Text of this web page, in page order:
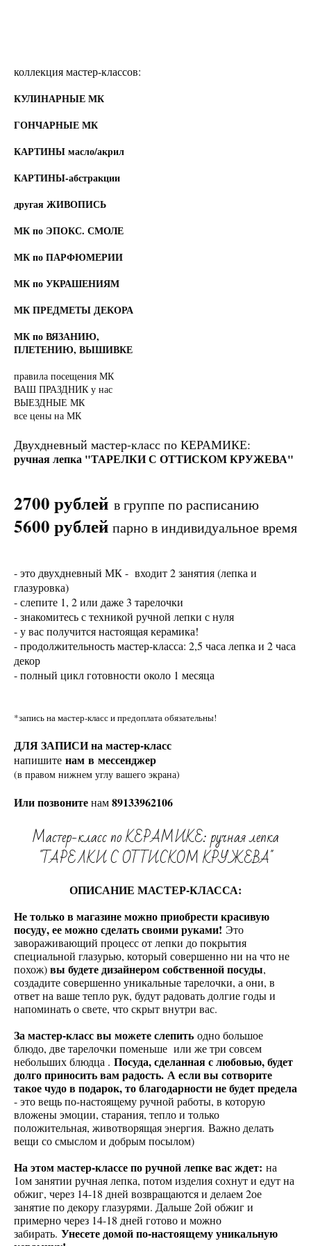
коллекция мастер-классов:
КУЛИНАРНЫЕ МК
ГОНЧАРНЫЕ МК
КАРТИНЫ масло/акрил
КАРТИНЫ-абстракции
другая ЖИВОПИСЬ
МК по ЭПОКС. СМОЛЕ
МК по ПАРФЮМЕРИИ
МК по УКРАШЕНИЯМ
МК ПРЕДМЕТЫ ДЕКОРА
МК по ВЯЗАНИЮ,
ПЛЕТЕНИЮ, ВЫШИВКЕ
правила посещения МК
ВАШ ПРАЗДНИК у нас
ВЫЕЗДНЫЕ МК
все цены на МК
Двухдневный мастер-класс по КЕРАМИКЕ:
ручная лепка "ТАРЕЛКИ С ОТТИСКОМ КРУЖЕВА"
2700 рублей в группе по расписанию
5600 рублей парно в индивидуальное время
- это двухдневный МК - входит 2 занятия (лепка и
глазуровка)
- слепите 1, 2 или даже 3 тарелочки
- знакомитесь с техникой ручной лепки с нуля
- у вас получится настоящая керамика!
- продолжительность мастер-класса: 2,5 часа лепка и 2 часа
декор
- полный цикл готовности около 1 месяца
*запись на мастер-класс и предоплата обязательны!
ДЛЯ ЗАПИСИ на мастер-класс
напишите нам в мессенджер
(в правом нижнем углу вашего экрана)
Или позвонитенам89133962106
Мастер-класс по КЕРАМИКЕ: ручная лепка
"ТАРЕЛКИ С ОТТИСКОМ КРУЖЕВА"
ОПИСАНИЕ МАСТЕР-КЛАССА:
Не только в магазине можно приобрести красивую
посуду, ее можно сделать своими руками! Это
завораживающий процесс от лепки до покрытия
специальной глазурью, который совершенно ни на что не
похож)вы будете дизайнером собственной посуды,
создадите совершенно уникальные тарелочки, а они, в
ответ на ваше тепло рук, будут радовать долгие годы и
напоминать о свете, что скрыт внутри вас.
За мастер-класс вы можете слепить одно большое
блюдо, две тарелочки поменьше или же три совсем
небольших блюдца . Посуда, сделанная с любовью, будет
долго приносить вам радость. А если вы сотворите
такое чудо в подарок, то благодарности не будет предела
- это вещь по-настоящему ручной работы, в которую
вложены эмоции, старания, тепло и только
положительная, животворящая энергия. Важно делать
вещи со смыслом и добрым посылом)
На этом мастер-классе по ручной лепке вас ждет: на
1ом занятии ручная лепка, потом изделия сохнут и едут на
обжиг, через 14-18 дней возвращаются и делаем 2ое
занятие по декору глазурями. Дальше 2ой обжиг и
примерно через 14-18 дней готово и можно
забирать. Унесете домой по-настоящему уникальную